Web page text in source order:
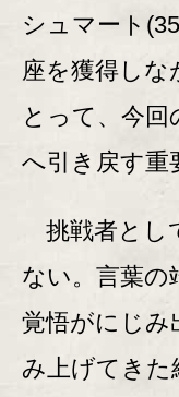
シュマート
座を獲得し
とって、今
へ引き戻す重
挑戦者とし
ない。言葉の
覚悟がにじみ
み上げてきた